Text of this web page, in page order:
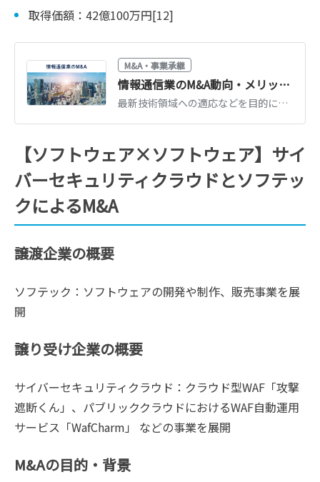
取得価額：42億100万円[12]
M&A・事業承継
情報通信業のM&A動向・メリット、売却価格の相場【成功事例も紹介】
最新技術領域への適応などを目的に、情報通信業のM&Aは活発に行われています。情報通信業のM&Aでは、優秀な人材確保などのメリットを期待できます。情報通信業のM&A動向や売却・買収のメリット、M&Aの成功事例などをくわしく解説します。
【ソフトウェア×ソフトウェア】サイ
バーセキュリティクラウドとソフテッ
クによるM&A
譲渡企業の概要
ソフテック：ソフトウェアの開発や制作、販売事業を展
開
譲り受け企業の概要
サイバーセキュリティクラウド：クラウド型WAF「攻撃
遮断くん」、パブリッククラウドにおけるWAF自動運用
サービス「WafCharm」 などの事業を展開
M&Aの目的・背景